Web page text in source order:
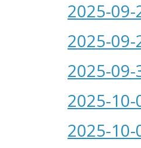
2025-
2025-
2025-
2025-
2025-